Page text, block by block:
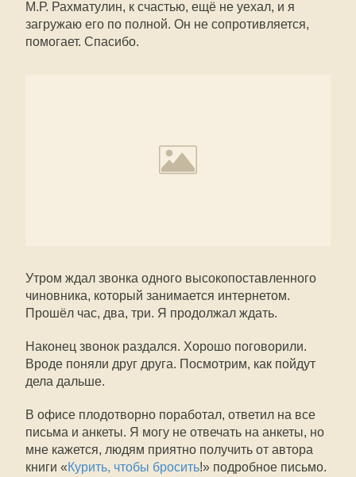
М.Р. Рахматулин, к счастью, ещё не уехал, и я
загружаю его по полной. Он не сопротивляется,
помогает. Спасибо.
Утром ждал звонка одного высокопоставленного
чиновника, который занимается интернетом.
Прошёл час, два, три. Я продолжал ждать.
Наконец звонок раздался. Хорошо поговорили.
Вроде поняли друг друга. Посмотрим, как пойдут
дела дальше.
В офисе плодотворно поработал, ответил на все
письма и анкеты. Я могу не отвечать на анкеты, но
мне кажется, людям приятно получить от автора
книги «Курить, чтобы бросить!» подробное письмо.